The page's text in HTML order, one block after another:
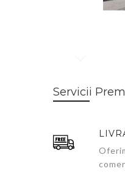
to
the
the
images
Servicii